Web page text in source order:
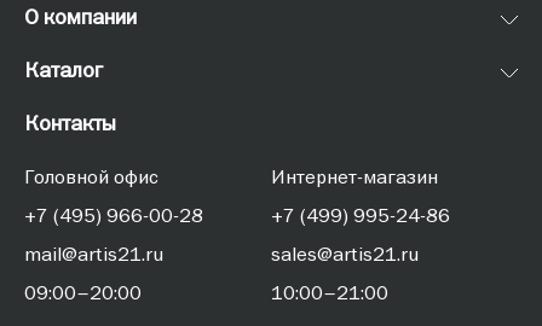
О компании
Каталог
Контакты
Головной офис
+7 (495) 966-00-28
mail@artis21.ru
09:00–20:00
Интернет-магазин
+7 (499) 995-24-86
sales@artis21.ru
10:00–21:00